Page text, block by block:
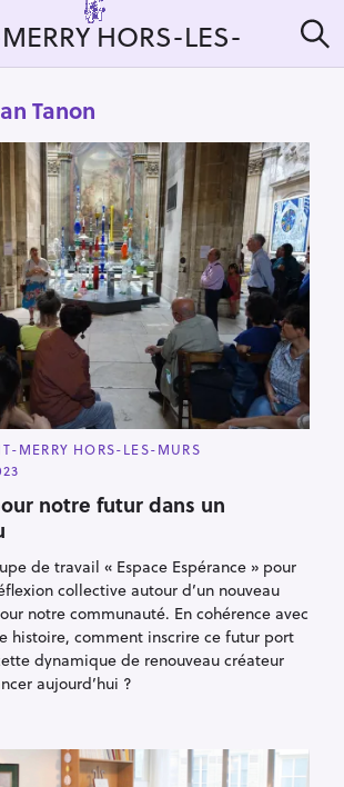
HORS-LES-
e
Tanon
MERRY HORS-LES-MURS
notre futur dans un
de travail « Espace Espérance » pour
collective autour d’un nouveau
notre communauté. En cohérence avec
histoire, comment inscrire ce futur port
dynamique de renouveau créateur
aujourd’hui ?